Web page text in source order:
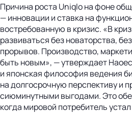
Причина роста Uniqlo на фоне
— инновации и ставка на
востребованную в кризис. «В
развиваться без новаторства,
прорывов. Производство,
быть новым», — утверждает
и японская философия ведения
на долгосрочную перспективу и
сиюминутными выгодами. Это
когда мировой потребитель